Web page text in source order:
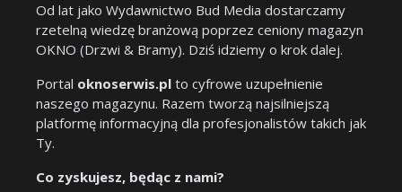
Od lat jako Wydawnictwo Bud Media dostarczamy
rzetelną wiedzę branżową poprzez ceniony magazyn
OKNO (Drzwi & Bramy). Dziś idziemy o krok dalej.
Portal oknoserwis.pl to cyfrowe uzupełnienie
naszego magazynu. Razem tworzą najsilniejszą
platformę informacyjną dla profesjonalistów takich jak
Ty.
Co zyskujesz, będąc z nami?